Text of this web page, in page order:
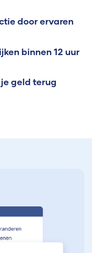
door ervaren
binnen 12 uur
geld terug